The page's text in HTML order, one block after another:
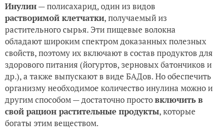
Инулин— полисахарид, один из видов
растворимой клетчатки, получаемый из
растительного сырья. Эти пищевые волокна
обладают широким спектром доказанных полезных
свойств, поэтому их включают в состав продуктов для
здорового питания (йогуртов, зерновых батончиков и
др.), а также выпускают в виде БАДов. Но обеспечить
организму необходимое количество инулина можно и
другим способом — достаточно простовключить в
свой рацион растительные продукты, которые
богаты этим веществом.